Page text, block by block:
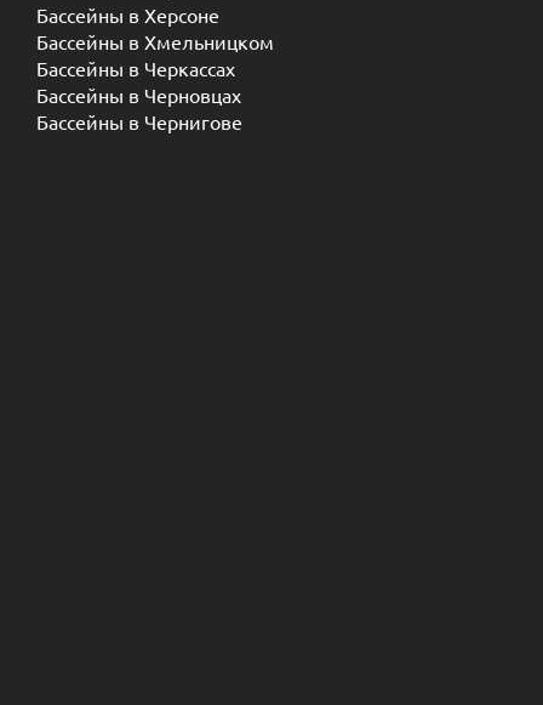
Бассейны в Херсоне
Бассейны в Хмельницком
Бассейны в Черкассах
Бассейны в Черновцах
Бассейны в Чернигове